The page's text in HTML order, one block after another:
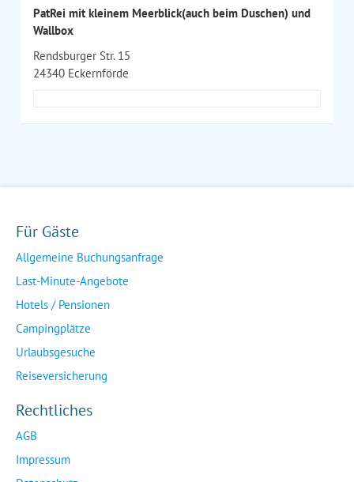
PatRei mit kleinem Meerblick(auch beim Duschen) und
Wallbox
Rendsburger Str. 15
24340 Eckernförde
Für Gäste
Allgemeine Buchungsanfrage
Last-Minute-Angebote
Hotels / Pensionen
Campingplätze
Urlaubsgesuche
Reiseversicherung
Rechtliches
AGB
Impressum